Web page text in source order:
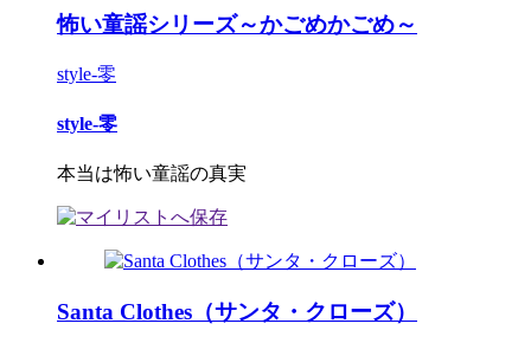
怖い童謡シリーズ～かごめかごめ～
style-零
style-零
本当は怖い童謡の真実
Santa Clothes（サンタ・クローズ）